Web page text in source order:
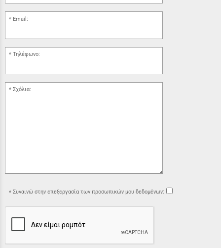
Email:
Τηλέφωνο:
Σχόλια:
Συναινώ στην επεξεργασία των προσωπικών μου δεδομένων: